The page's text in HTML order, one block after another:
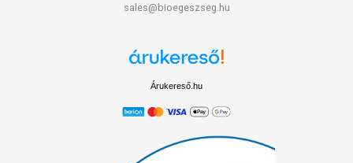
sales@bioegeszseg.hu
Árukereső.hu